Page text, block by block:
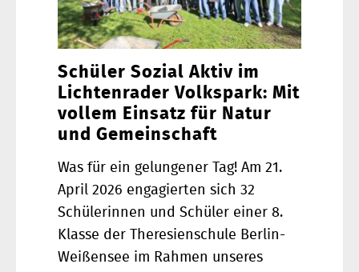
Schüler Sozial Aktiv im
Lichtenrader Volkspark: Mit
vollem Einsatz für Natur
und Gemeinschaft
Was für ein gelungener Tag! Am 21.
April 2026 engagierten sich 32
Schülerinnen und Schüler einer 8.
Klasse der Theresienschule Berlin-
Weißensee im Rahmen unseres